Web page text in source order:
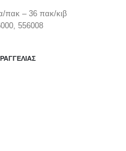
πακ – 36 πακ/κιβ
556008